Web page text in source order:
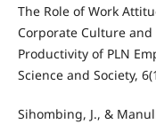
The Role of Work
Corporate Culture
Productivity of PLN
Science and Society,
Sihombing, J., &